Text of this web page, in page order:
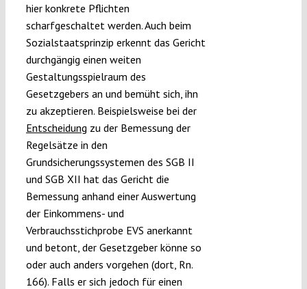
hier konkrete Pflichten
scharfgeschaltet werden. Auch beim
Sozialstaatsprinzip erkennt das Gericht
durchgängig einen weiten
Gestaltungsspielraum des
Gesetzgebers an und bemüht sich, ihn
zu akzeptieren. Beispielsweise bei der
Entscheidung zu der Bemessung der
Regelsätze in den
Grundsicherungssystemen des SGB II
und SGB XII hat das Gericht die
Bemessung anhand einer Auswertung
der Einkommens- und
Verbrauchsstichprobe EVS anerkannt
und betont, der Gesetzgeber könne so
oder auch anders vorgehen (dort, Rn.
166). Falls er sich jedoch für einen